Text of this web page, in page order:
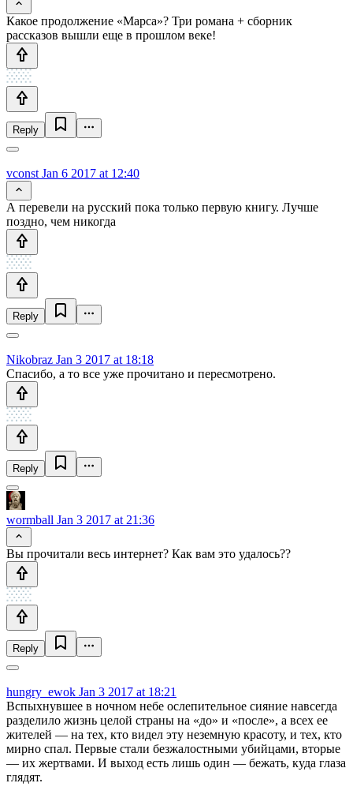
Какое продолжение «Марса»? Три романа + сборник
рассказов вышли еще в прошлом веке!
Reply
vconst Jan 6 2017 at 12:40
А перевели на русский пока только первую книгу. Лучше
поздно, чем никогда
Reply
Nikobraz Jan 3 2017 at 18:18
Спасибо, а то все уже прочитано и пересмотрено.
Reply
wormball Jan 3 2017 at 21:36
Вы прочитали весь интернет? Как вам это удалось??
Reply
hungry_ewok Jan 3 2017 at 18:21
Вспыхнувшее в ночном небе ослепительное сияние навсегда
разделило жизнь целой страны на «до» и «после», а всех ее
жителей — на тех, кто видел эту неземную красоту, и тех, кто
мирно спал. Первые стали безжалостными убийцами, вторые
— их жертвами. И выход есть лишь один — бежать, куда глаза
глядят.